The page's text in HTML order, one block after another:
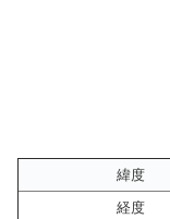
緯度
経度